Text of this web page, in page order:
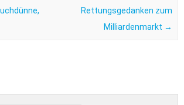
Rettungsgedanken zum
Milliardenmarkt →